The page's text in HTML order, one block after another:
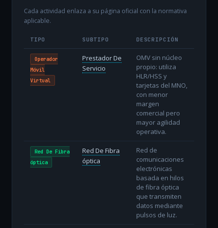
Cada actividad enlaza a su página oficial con la normativa
aplicable.
TIPO SUBTIPO DESCRIPCIÓN
Operador
Móvil
Virtual
Prestador De
Servicio
OMV sin núcleo
propio: utiliza
HLR/HSS y
tarjetas del MNO,
con menor
margen
comercial pero
mayor agilidad
operativa.
Red De Fibra
óptica
Red De Fibra
óptica
Red de
comunicaciones
electrónicas
basada en hilos
de fibra óptica
que transmiten
datos mediante
pulsos de luz.